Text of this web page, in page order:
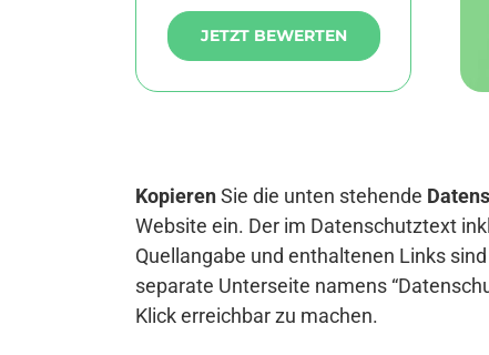
JETZT BEWERTEN
KopierenSie die unten stehende
Website ein. Der im Datenschutztext
Quellangabe und enthaltenen Links
separate Unterseite namens
Klick erreichbar zu machen.